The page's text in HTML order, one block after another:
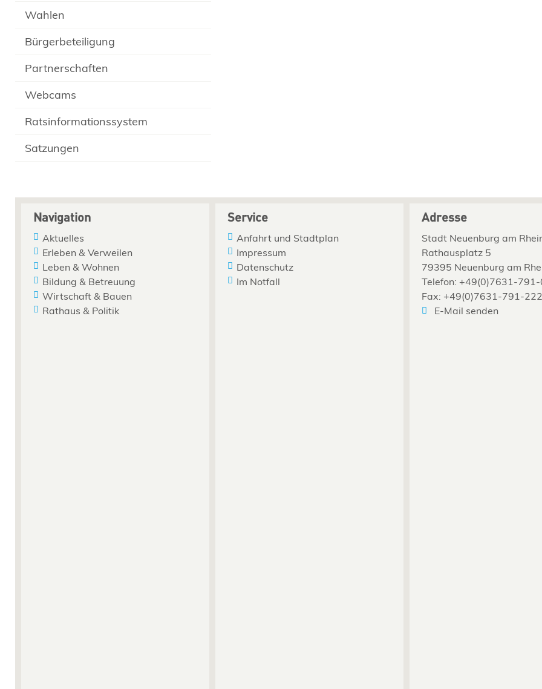
Wahlen
Bürgerbeteiligung
Partnerschaften
Webcams
Ratsinformationssystem
Satzungen
Navigation
Aktuelles
Erleben & Verweilen
Leben & Wohnen
Bildung & Betreuung
Wirtschaft & Bauen
Rathaus & Politik
Service
Anfahrt und Stadtplan
Impressum
Datenschutz
Im Notfall
Adresse
Stadt Neuenburg am
Rathausplatz 5
79395 Neuenburg am
Telefon: +49(0)7631-
Fax: +49(0)7631-791-222
E-Mail senden